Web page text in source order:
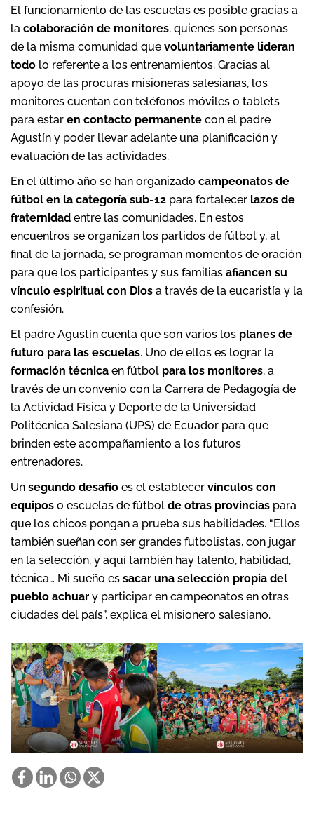
El funcionamiento de las escuelas es posible gracias a
la colaboración de monitores, quienes son personas
de la misma comunidad que voluntariamente lideran
todo lo referente a los entrenamientos. Gracias al
apoyo de las procuras misioneras salesianas, los
monitores cuentan con teléfonos móviles o tablets
para estar en contacto permanente con el padre
Agustín y poder llevar adelante una planificación y
evaluación de las actividades.
En el último año se han organizado campeonatos de
fútbol en la categoría sub-12 para fortalecer lazos de
fraternidad entre las comunidades. En estos
encuentros se organizan los partidos de fútbol y, al
final de la jornada, se programan momentos de oración
para que los participantes y sus familias afiancen su
vínculo espiritual con Dios a través de la eucaristía y la
confesión.
El padre Agustín cuenta que son varios los planes de
futuro para las escuelas. Uno de ellos es lograr la
formación técnica en fútbol para los monitores, a
través de un convenio con la Carrera de Pedagogía de
la Actividad Física y Deporte de la Universidad
Politécnica Salesiana (UPS) de Ecuador para que
brinden este acompañamiento a los futuros
entrenadores.
Un segundo desafío es el establecer vínculos con
equipos o escuelas de fútbol de otras provincias para
que los chicos pongan a prueba sus habilidades. “Ellos
también sueñan con ser grandes futbolistas, con jugar
en la selección, y aquí también hay talento, habilidad,
técnica… Mi sueño es sacar una selección propia del
pueblo achuar y participar en campeonatos en otras
ciudades del país”, explica el misionero salesiano.